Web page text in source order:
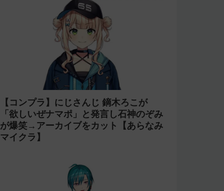
【コンプラ】にじさんじ 鏑木ろこが
「欲しいぜナマポ」と発言し石神のぞみ
が爆笑→アーカイブをカット【あらなみ
マイクラ】